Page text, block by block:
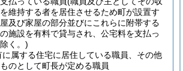
維持する者を居住させるため町が設置す
及び家屋の部分並びにこれらに附帯する
施設を有料で貸与され、公宅料を支払っ
く。)
に属する住宅に居住している職員、その他
のとして町長が定める職員